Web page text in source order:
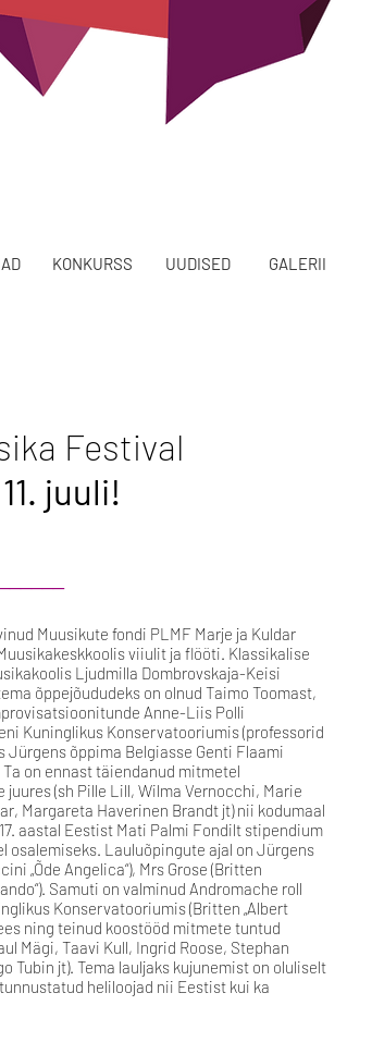
KONKURSS UUDISED GALERII
Festival
juuli!
Muusikute fondi PLMF Marje ja Kuldar
viiulit ja flööti. Klassikalise
Ljudmilla Dombrovskaja-Keisi
õppejõududeks on olnud Taimo Toomast,
Anne-Liis Polli
Kuninglikus Konservatooriumis (professorid
Jürgens õppima Belgiasse Genti Flaami
on ennast täiendanud mitmetel
(sh Pille Lill, Wilma Vernocchi, Marie
Margareta Haverinen Brandt jt) nii kodumaal
aastal Eestist Mati Palmi Fondilt stipendium
osalemiseks. Lauluõpingute ajal on Jürgens
„Õde Angelica“), Mrs Grose (Britten
Samuti on valminud Andromache roll
Konservatooriumis (Britten „Albert
ning teinud koostööd mitmete tuntud
Mägi, Taavi Kull, Ingrid Roose, Stephan
Tubin jt). Tema lauljaks kujunemist on oluliselt
heliloojad nii Eestist kui ka